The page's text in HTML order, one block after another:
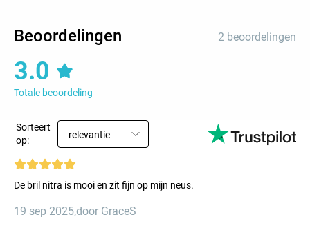
Beoordelingen 2 beoordelingen
3.0
Totale beoordeling
Sorteert
op:
relevantie
De bril nitra is mooi en zit fijn op mijn neus.
19 sep 2025,door GraceS